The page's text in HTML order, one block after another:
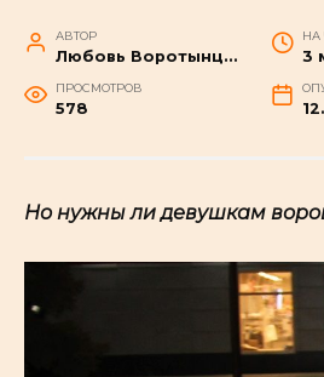
АВТОР
Любовь Воротынцева
НА
3
ПРОСМОТРОВ
578
Но нужны ли девушкам